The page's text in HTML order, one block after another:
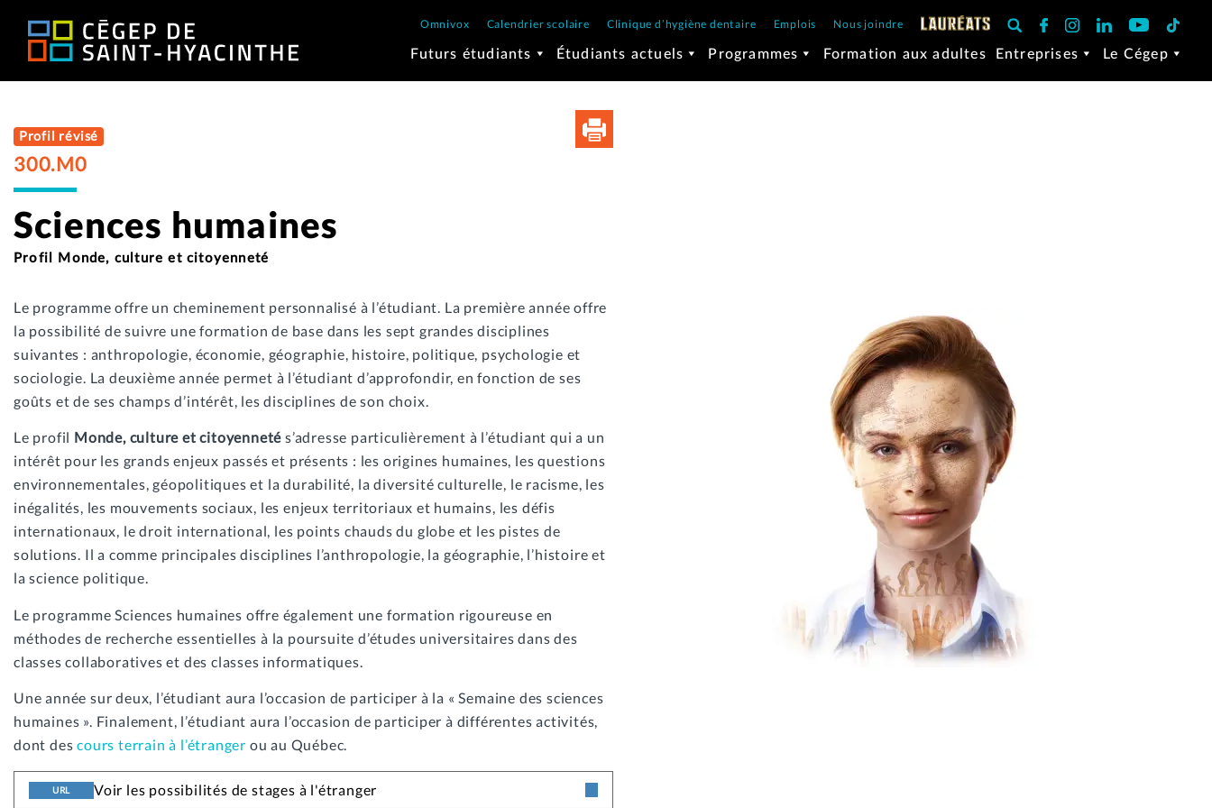
Omnivox Calendrier scolaire Clinique d’hygiène dentaire Emplois Nous joindre
Futurs étudiants Étudiants actuels Programmes Formation aux adultes Entreprises Le Cégep
Profil révisé
300.M0
Sciences humaines
Profil Monde, culture et citoyenneté
Le programme offre un cheminement personnalisé à l’étudiant. La première année offre
la possibilité de suivre une formation de base dans les sept grandes disciplines
suivantes : anthropologie, économie, géographie, histoire, politique, psychologie et
sociologie. La deuxième année permet à l’étudiant d’approfondir, en fonction de ses
goûts et de ses champs d’intérêt, les disciplines de son choix.
Le profil Monde, culture et citoyenneté s’adresse particulièrement à l’étudiant qui a un
intérêt pour les grands enjeux passés et présents : les origines humaines, les questions
environnementales, géopolitiques et la durabilité, la diversité culturelle, le racisme, les
inégalités, les mouvements sociaux, les enjeux territoriaux et humains, les défis
internationaux, le droit international, les points chauds du globe et les pistes de
solutions. Il a comme principales disciplines l’anthropologie, la géographie, l’histoire et
la science politique.
Le programme Sciences humaines offre également une formation rigoureuse en
méthodes de recherche essentielles à la poursuite d’études universitaires dans des
classes collaboratives et des classes informatiques.
Une année sur deux, l’étudiant aura l’occasion de participer à la « Semaine des sciences
humaines ». Finalement, l’étudiant aura l’occasion de participer à différentes activités,
dont descours terrain à l’étranger ou au Québec.
Voir les possibilités de stages à l'étranger